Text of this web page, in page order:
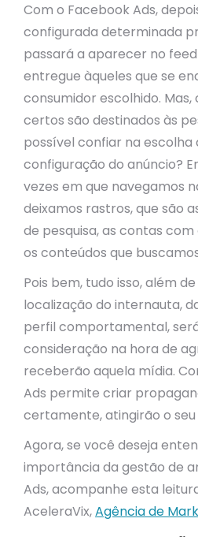
Com o Facebook Ads,
configurada determinada
passará a aparecer no feed
entregue àqueles que se
consumidor escolhido.
certos são destinados às
possível confiar na escolha
configuração do anúncio?
vezes em que navegamos
deixamos rastros, que são
de pesquisa, as contas
os conteúdos que
Pois bem, tudo isso, além
localização do internauta,
perfil comportamental,
consideração na hora de
receberão aquela mídia.
Ads permite criar
certamente, atingirão o seu
Agora, se você deseja
importância da gestão de
Ads, acompanhe esta
AceleraVix,Agência de